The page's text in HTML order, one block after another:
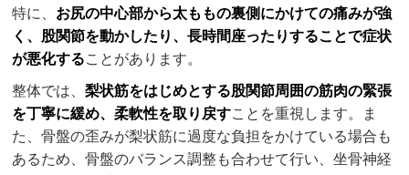
特に、 お尻の中心部から太ももの裏側にかけての痛みが強
く、股関節を動かしたり、長時間座ったりすることで症状
が悪化することがあります。
整体では、梨状筋をはじめとする股関節周囲の筋肉の緊張
を丁寧に緩め、柔軟性を取り戻すことを重視します。ま
た、骨盤の歪みが梨状筋に過度な負担をかけている場合も
あるため、骨盤のバランス調整も合わせて行い、坐骨神経